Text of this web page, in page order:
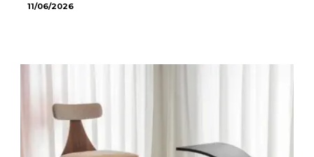
11/06/2026